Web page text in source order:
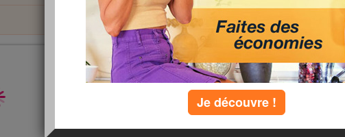
ajouter une photo
97 av edmond grasset
17000 la rochelle
(Se loger en vacances)
trés proche du centre, accessible par le
magnifique parc du centre de la rochelle
cette jolie maison,aux volets bleus
Visiter le coin
Faire du shopping
Autre
top lieux
Villa mon rêve
Je découvre !